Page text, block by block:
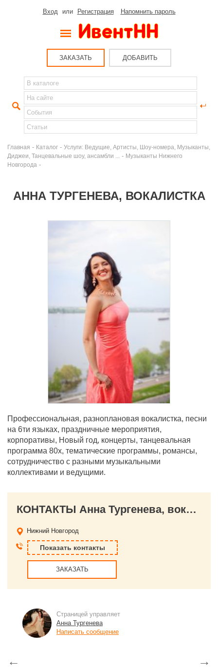
Вход или Регистрация Напомнить пароль
ЗАКАЗАТЬ ДОБАВИТЬ
Главная - Каталог - Услуги: Ведущие, Артисты, Шоу-номера, Музыканты,
Диджеи, Танцевальные шоу, ансамбли ...
- Музыканты Нижнего
Новгорода -
АННА ТУРГЕНЕВА, ВОКАЛИСТКА
Профессиональная, разноплановая вокалистка, песни
на 6ти языках, праздничные мероприятия,
корпоративы, Новый год, концерты, танцевальная
программа 80х, тематические программы, романсы,
сотрудничество с разными музыкальными
коллективами и ведущими.
КОНТАКТЫ Анна Тургенева, вокалистка
Нижний Новгород
Показать контакты
ЗАКАЗАТЬ
Страницей управляет
Анна Тургенева
Написать сообщение
← →